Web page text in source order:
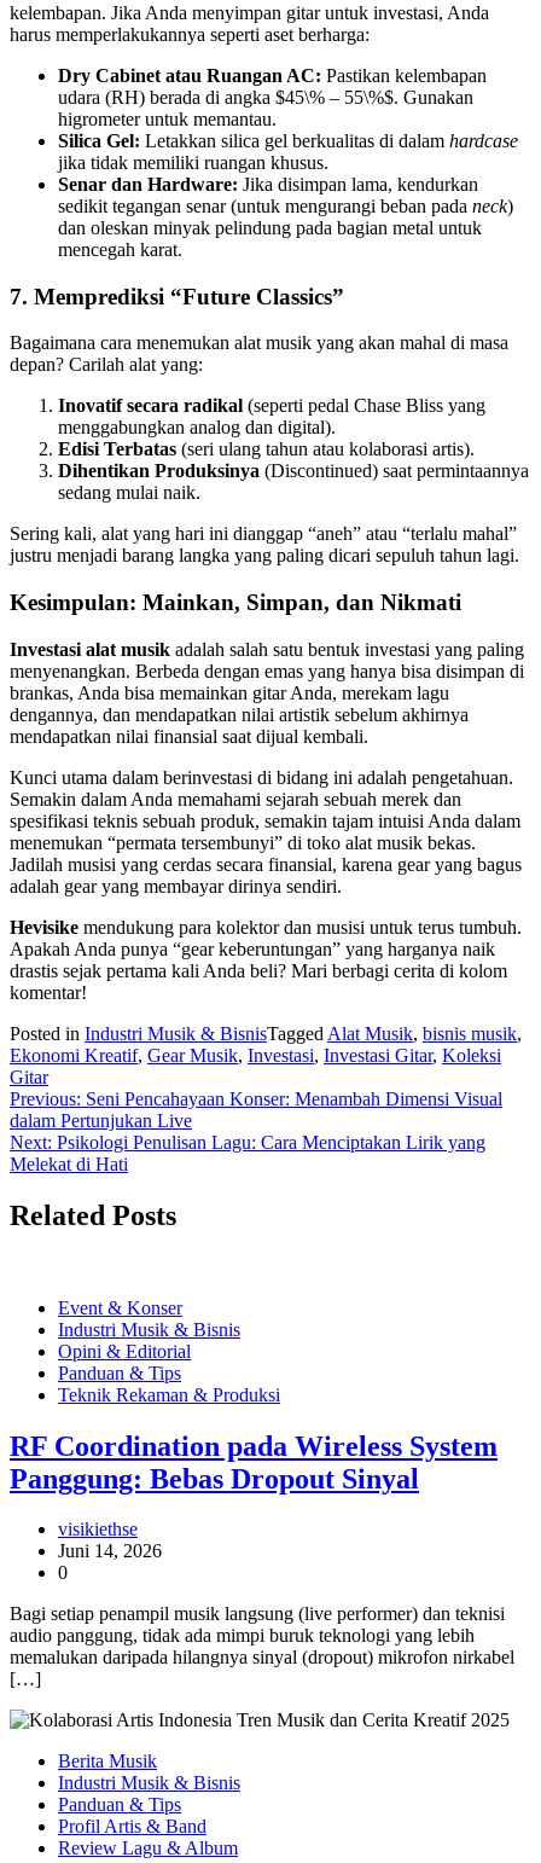
kelembapan. Jika Anda menyimpan gitar untuk investasi, Anda
harus memperlakukannya seperti aset berharga:
Dry Cabinet atau Ruangan AC: Pastikan kelembapan
udara (RH) berada di angka $45\% – 55\%$. Gunakan
higrometer untuk memantau.
Silica Gel: Letakkan silica gel berkualitas di dalam hardcase
jika tidak memiliki ruangan khusus.
Senar dan Hardware: Jika disimpan lama, kendurkan
sedikit tegangan senar (untuk mengurangi beban pada neck)
dan oleskan minyak pelindung pada bagian metal untuk
mencegah karat.
7. Memprediksi “Future Classics”
Bagaimana cara menemukan alat musik yang akan mahal di masa
depan? Carilah alat yang:
Inovatif secara radikal (seperti pedal Chase Bliss yang
menggabungkan analog dan digital).
Edisi Terbatas (seri ulang tahun atau kolaborasi artis).
Dihentikan Produksinya (Discontinued) saat permintaannya
sedang mulai naik.
Sering kali, alat yang hari ini dianggap “aneh” atau “terlalu mahal”
justru menjadi barang langka yang paling dicari sepuluh tahun lagi.
Kesimpulan: Mainkan, Simpan, dan Nikmati
Investasi alat musik adalah salah satu bentuk investasi yang paling
menyenangkan. Berbeda dengan emas yang hanya bisa disimpan di
brankas, Anda bisa memainkan gitar Anda, merekam lagu
dengannya, dan mendapatkan nilai artistik sebelum akhirnya
mendapatkan nilai finansial saat dijual kembali.
Kunci utama dalam berinvestasi di bidang ini adalah pengetahuan.
Semakin dalam Anda memahami sejarah sebuah merek dan
spesifikasi teknis sebuah produk, semakin tajam intuisi Anda dalam
menemukan “permata tersembunyi” di toko alat musik bekas.
Jadilah musisi yang cerdas secara finansial, karena gear yang bagus
adalah gear yang membayar dirinya sendiri.
Hevisike mendukung para kolektor dan musisi untuk terus tumbuh.
Apakah Anda punya “gear keberuntungan” yang harganya naik
drastis sejak pertama kali Anda beli? Mari berbagi cerita di kolom
komentar!
Posted in Industri Musik & BisnisTagged Alat Musik, bisnis musik,
Ekonomi Kreatif, Gear Musik, Investasi, Investasi Gitar, Koleksi
Gitar
Navigasi
pos
Previous: Seni Pencahayaan Konser: Menambah Dimensi Visual
dalam Pertunjukan Live
Next: Psikologi Penulisan Lagu: Cara Menciptakan Lirik yang
Melekat di Hati
Related Posts
Event & Konser
Industri Musik & Bisnis
Opini & Editorial
Panduan & Tips
Teknik Rekaman & Produksi
RF Coordination pada Wireless System
Panggung: Bebas Dropout Sinyal
visikiethse
Juni 14, 2026
0
Bagi setiap penampil musik langsung (live performer) dan teknisi
audio panggung, tidak ada mimpi buruk teknologi yang lebih
memalukan daripada hilangnya sinyal (dropout) mikrofon nirkabel
[…]
Berita Musik
Industri Musik & Bisnis
Panduan & Tips
Profil Artis & Band
Review Lagu & Album